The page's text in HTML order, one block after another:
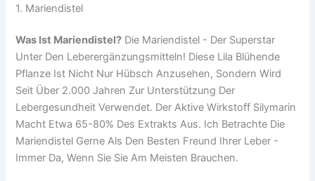
1. Mariendistel
Was Ist Mariendistel? Die Mariendistel - Der Superstar
Unter Den Leberergänzungsmitteln! Diese Lila Blühende
Pflanze Ist Nicht Nur Hübsch Anzusehen, Sondern Wird
Seit Über 2.000 Jahren Zur Unterstützung Der
Lebergesundheit Verwendet. Der Aktive Wirkstoff Silymarin
Macht Etwa 65-80% Des Extrakts Aus. Ich Betrachte Die
Mariendistel Gerne Als Den Besten Freund Ihrer Leber -
Immer Da, Wenn Sie Sie Am Meisten Brauchen.